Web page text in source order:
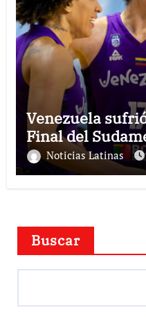
Venezuela
Final del
Noticias Latinas
Buscar